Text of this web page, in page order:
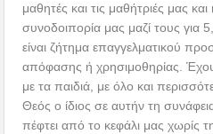
μαθητές και τις μαθήτριές μας
συνοδοιπορία μας μαζί τους για
είναι ζήτημα επαγγελματικού
απόφασης ή χρησιμοθηρίας.
με τα παιδιά, με όλο και
Θεός ο ίδιος σε αυτήν τη
πέφτει από το κεφάλι μας χωρίς